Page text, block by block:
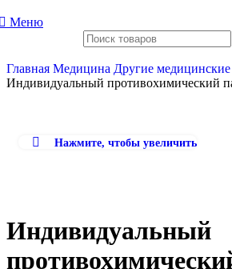
Меню
Главная Медицина Другие
Индивидуальный противохимический
Нажмите, чтобы увеличить
Индивидуальный